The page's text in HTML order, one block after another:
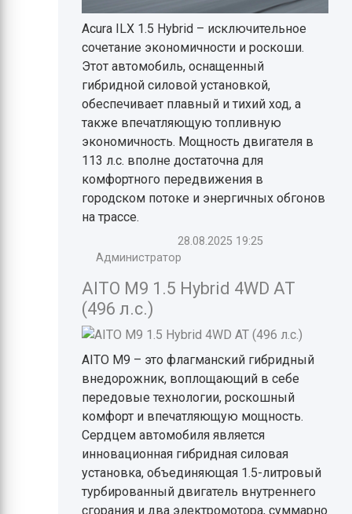
Acura ILX 1.5 Hybrid – исключительное
сочетание экономичности и роскоши.
Этот автомобиль, оснащенный
гибридной силовой установкой,
обеспечивает плавный и тихий ход, а
также впечатляющую топливную
экономичность. Мощность двигателя в
113 л.с. вполне достаточна для
комфортного передвижения в
городском потоке и энергичных обгонов
на трассе.
28.08.2025 19:25
Администратор
AITO M9 1.5 Hybrid 4WD AT
(496 л.с.)
AITO M9 – это флагманский гибридный
внедорожник, воплощающий в себе
передовые технологии, роскошный
комфорт и впечатляющую мощность.
Сердцем автомобиля является
инновационная гибридная силовая
установка, объединяющая 1.5-литровый
турбированный двигатель внутреннего
сгорания и два электромотора, суммарно